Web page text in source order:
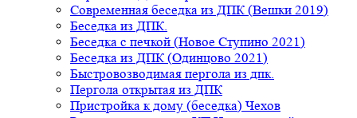
Современная беседка из ДПК (Вешки 2019)
Беседка из ДПК.
Беседка с печкой (Новое Ступино 2021)
Беседка из ДПК (Одинцово 2021)
Быстровозводимая пергола из дпк.
Пергола открытая из ДПК
Пристройка к дому (беседка) Чехов